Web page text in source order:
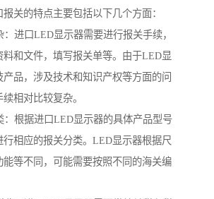
关的特点主要包括以下几个方面：
：进口LED显示器需要进行报关手续，
料和文件，填写报关单等。由于LED显
品，涉及技术和知识产权等方面的问
相对比较复杂。
：根据进口LED显示器的具体产品型号
行相应的报关分类。LED显示器根据尺
能等不同，可能需要按照不同的海关编